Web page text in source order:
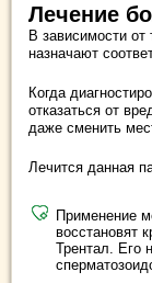
Лечение
В зависимости от
назначают
Когда
отказаться от
даже сменить
Лечится данная
Применение
восстановят
Трентал. Его